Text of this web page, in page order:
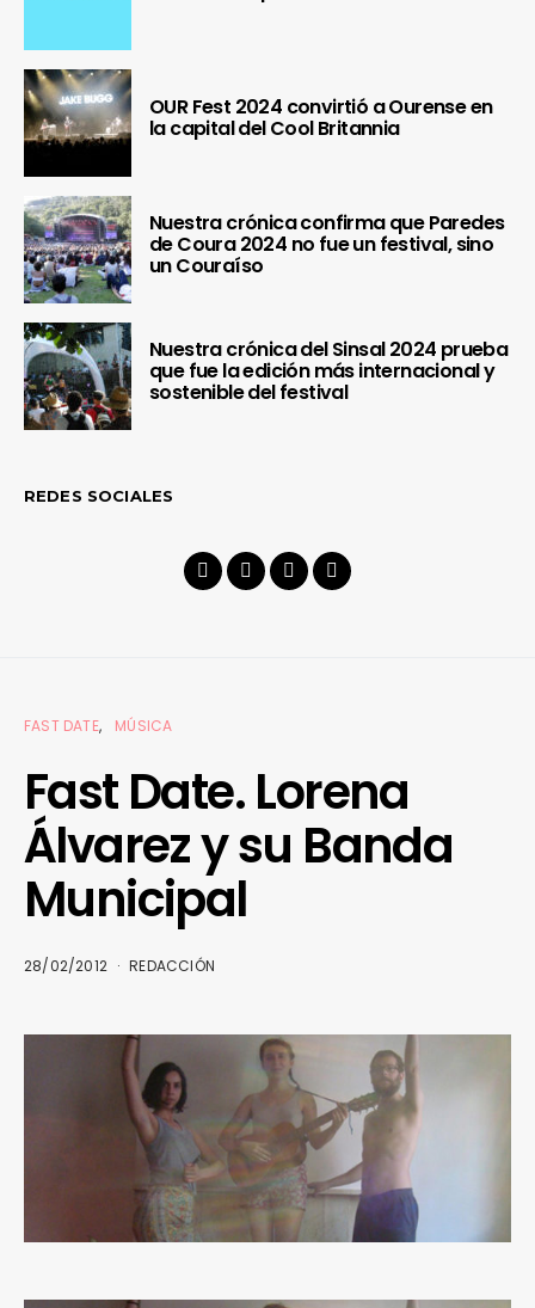
OUR Fest 2024 convirtió a Ourense en
la capital del Cool Britannia
Nuestra crónica confirma que Paredes
de Coura 2024 no fue un festival, sino
un Couraíso
Nuestra crónica del Sinsal 2024 prueba
que fue la edición más internacional y
sostenible del festival
REDES SOCIALES
FAST DATE MÚSICA
Fast Date. Lorena
Álvarez y su Banda
Municipal
28/02/2012 REDACCIÓN